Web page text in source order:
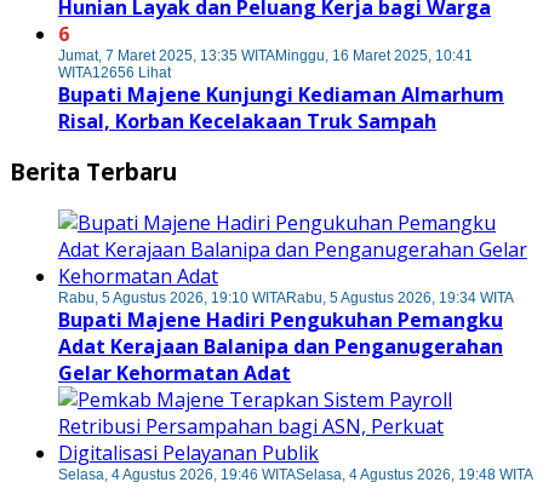
Hunian Layak dan Peluang Kerja bagi Warga
6
Jumat, 7 Maret 2025, 13:35 WITAMinggu, 16 Maret 2025, 10:41
WITA12656 Lihat
Bupati Majene Kunjungi Kediaman Almarhum
Risal, Korban Kecelakaan Truk Sampah
Berita Terbaru
Rabu, 5 Agustus 2026, 19:10 WITARabu, 5 Agustus 2026, 19:34 WITA
Bupati Majene Hadiri Pengukuhan Pemangku
Adat Kerajaan Balanipa dan Penganugerahan
Gelar Kehormatan Adat
Selasa, 4 Agustus 2026, 19:46 WITASelasa, 4 Agustus 2026, 19:48 WITA